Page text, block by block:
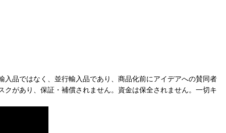
品ではなく、並行輸入品であり、商品化前にアイデアへの賛同者
があり、保証・補償されません。資金は保全されません。一切キ